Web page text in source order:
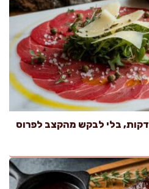
קרפצ׳יו בקר משגע ב-20 דקות, בלי לבקש מהקצב לפרוס